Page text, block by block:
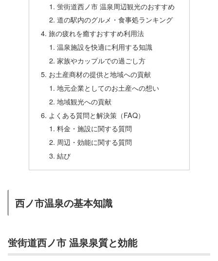
蛍街道西ノ市 温泉周辺観光のおすすめ
道の駅内のグルメ・食事処ランキング
旅の疲れを癒すおすすめ利用法
温泉施設を快適に利用する知識
家族やカップルでの過ごし方
お土産商材の提供と地域への貢献
地元企業としてのお土産への想い
地域観光への貢献
よくある質問と解決策（FAQ）
料金・施設に関する質問
周辺・効能に関する質問
結び
西ノ市温泉の基本知識
蛍街道西ノ市 温泉泉質と効能